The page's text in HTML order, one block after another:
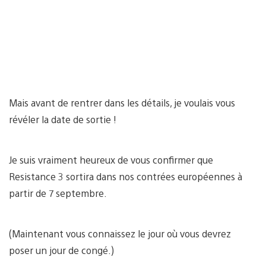
Mais avant de rentrer dans les détails, je voulais vous
révéler la date de sortie !
Je suis vraiment heureux de vous confirmer que
Resistance 3 sortira dans nos contrées européennes à
partir de 7 septembre.
(Maintenant vous connaissez le jour où vous devrez
poser un jour de congé.)